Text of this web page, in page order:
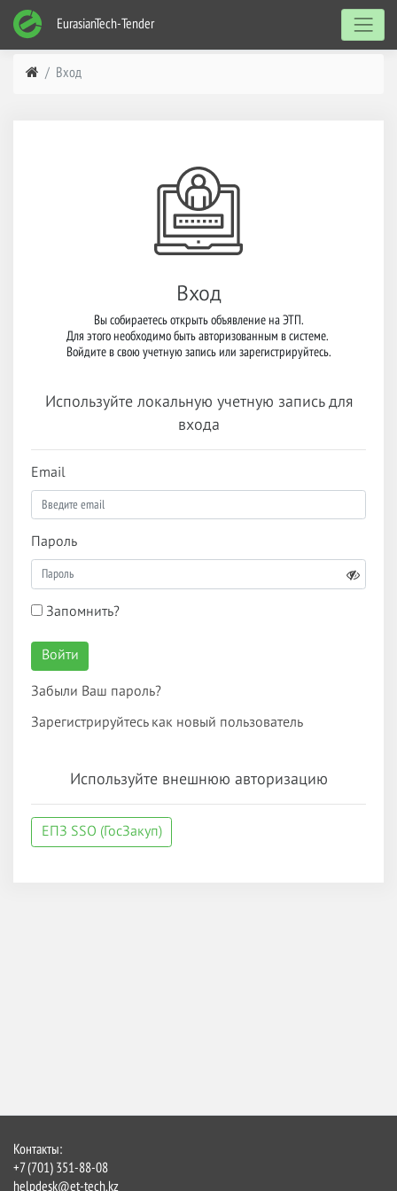
EurasianTech-Tender
Вход
Вход
Вы собираетесь открыть объявление на ЭТП.
Для этого необходимо быть авторизованным в системе.
Войдите в свою учетную запись или зарегистрируйтесь.
Используйте локальную учетную запись для
входа
Email
Пароль
Запомнить?
Войти
Забыли Ваш пароль?
Зарегистрируйтесь как новый пользователь
Используйте внешнюю авторизацию
ЕПЗ SSO (ГосЗакуп)
Контакты:
+7 (701) 351-88-08
helpdesk@et-tech.kz